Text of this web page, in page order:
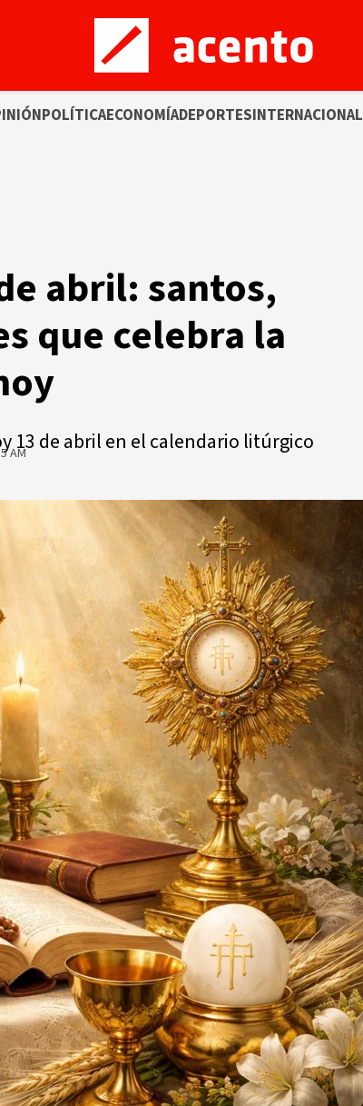
POLÍTICAECONOMÍADEPORTESINTERNACIONAL
abril: santos,
que celebra la
13 de abril en el calendario litúrgico
AM